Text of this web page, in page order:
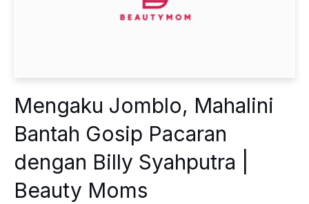
Mengaku Jomblo, Mahalini
Bantah Gosip Pacaran
dengan Billy Syahputra |
Beauty Moms